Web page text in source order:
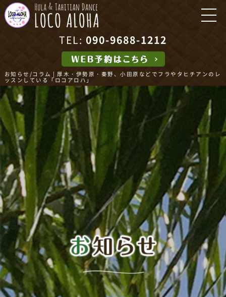
TEL: 090-9688-1212
お知らせ/コラム | 厚木・伊勢原・秦野、小田原などでフラやタヒチアンのレ
ッスンしている「ロコアロハ」